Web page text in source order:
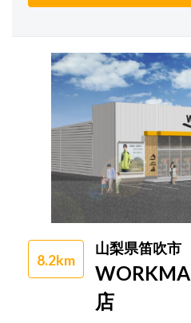
8.2km
山梨県笛吹市
店